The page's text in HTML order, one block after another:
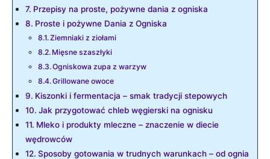
Przepisy na proste, pożywne dania z ogniska
Proste ​i pożywne Dania z Ogniska
Ziemniaki z ziołami
Mięsne szaszłyki
Ogniskowa zupa z warzyw
Grillowane owoce
Kiszonki i fermentacja – smak tradycji stepowych
Jak przygotować chleb węgierski na ognisku
Mleko i ​produkty mleczne – znaczenie w diecie
wędrowców
Sposoby⁣ gotowania w trudnych warunkach –‌ od ognia